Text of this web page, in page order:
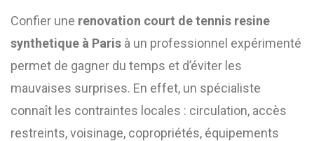
Confier une renovation court de tennis resine
synthetique à Paris à un professionnel expérimenté
permet de gagner du temps et d’éviter les
mauvaises surprises. En effet, un spécialiste
connaît les contraintes locales : circulation, accès
restreints, voisinage, copropriétés, équipements